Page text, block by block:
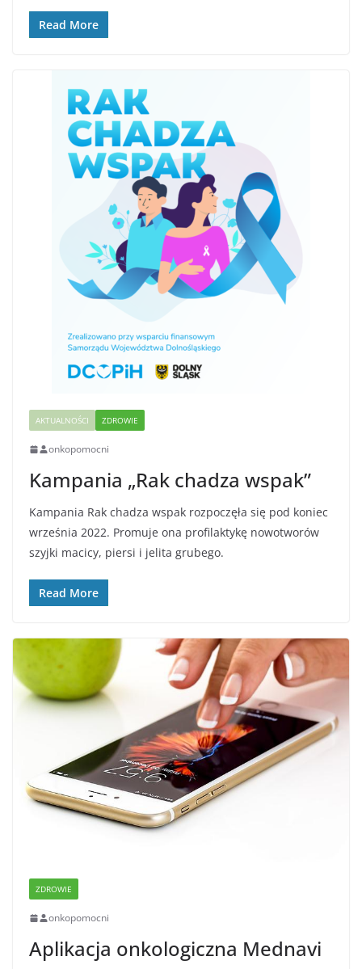
Read More
AKTUALNOŚCI ZDROWIE
onkopomocni
Kampania „Rak chadza wspak”
Kampania Rak chadza wspak rozpoczęła się pod koniec
września 2022. Promuje ona profilaktykę nowotworów
szyjki macicy, piersi i jelita grubego.
Read More
ZDROWIE
onkopomocni
Aplikacja onkologiczna Mednavi